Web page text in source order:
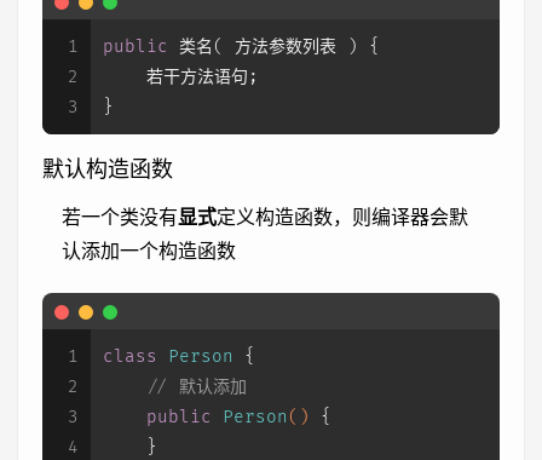
1
2
3
public
类名( 方法参数列表 ) {
    若干方法语句;
}
默认构造函数
若一个类没有显式定义构造函数，则编译器会默
认添加一个构造函数
1
2
3
4
class Person
{
// 默认添加
public
Person ()
{
    }